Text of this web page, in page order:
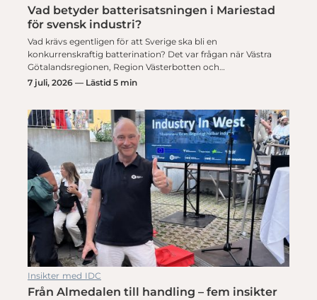
Vad betyder batterisatsningen i Mariestad
för svensk industri?
Vad krävs egentligen för att Sverige ska bli en
konkurrenskraftig batterination? Det var frågan när Västra
Götalandsregionen, Region Västerbotten och…
7 juli, 2026 — Lästid 5 min
Insikter med IDC
Från Almedalen till handling – fem insikter